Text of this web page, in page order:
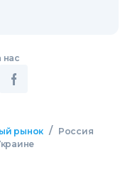
нас
рынок /
Россия